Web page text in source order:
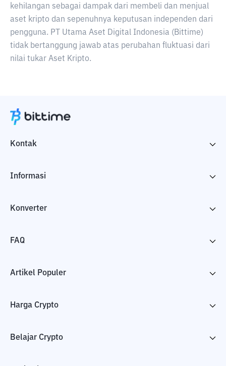
kehilangan sebagai dampak dari membeli dan menjual
aset kripto dan sepenuhnya keputusan independen dari
pengguna. PT Utama Aset Digital Indonesia (Bittime)
tidak bertanggung jawab atas perubahan fluktuasi dari
nilai tukar Aset Kripto.
Kontak
Informasi
Konverter
FAQ
Artikel Populer
Harga Crypto
Belajar Crypto